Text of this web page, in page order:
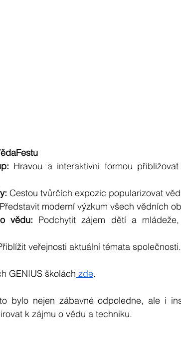
Hravou a interaktivní formou
Cestou tvůrčích expozic popularizovat
Představit moderní výzkum všech vědních
vědu: Podchytit zájem dětí a
veřejnosti aktuální témata společnosti.
GENIUS školách zde.
bylo nejen zábavné odpoledne, ale i
k zájmu o vědu a techniku.